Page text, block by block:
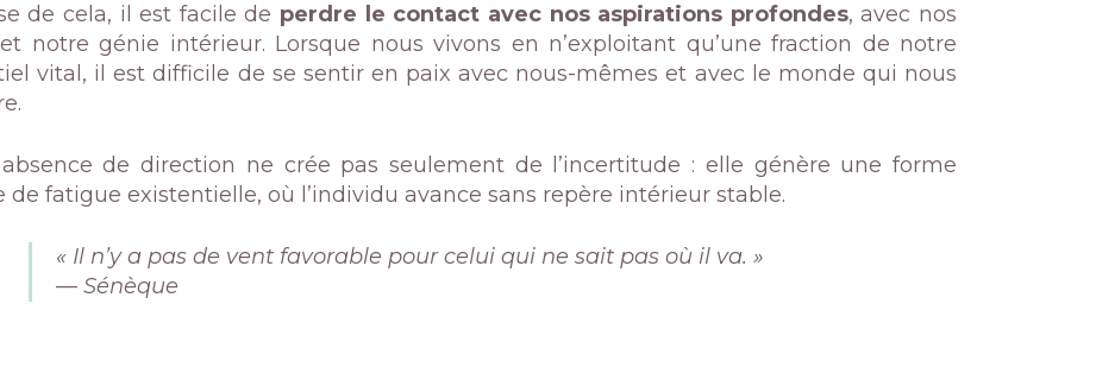
de cela, il est facile de perdre le contact avec nos aspirations profondes, avec nos
notre génie intérieur. Lorsque nous vivons en n’exploitant qu’une fraction de notre
vital, il est difficile de se sentir en paix avec nous-mêmes et avec le monde qui nous
de direction ne crée pas seulement de l’incertitude : elle génère une forme
de fatigue existentielle, où l’individu avance sans repère intérieur stable.
« Il n’y a pas de vent favorable pour celui qui ne sait pas où il va. »
— Sénèque